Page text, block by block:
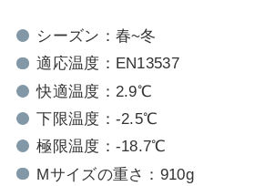
シーズン：春~冬
適応温度：EN13537
快適温度：2.9℃
下限温度：-2.5℃
極限温度：-18.7℃
Mサイズの重さ：910g